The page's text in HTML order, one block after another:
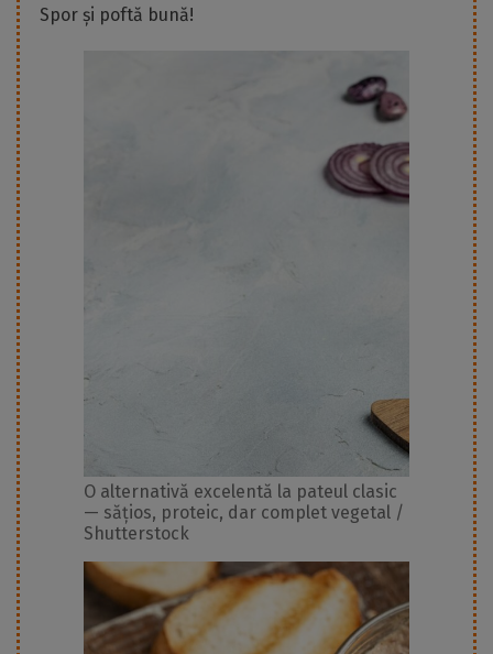
Spor și poftă bună!
O alternativă excelentă la pateul clasic
— sățios, proteic, dar complet vegetal /
Shutterstock